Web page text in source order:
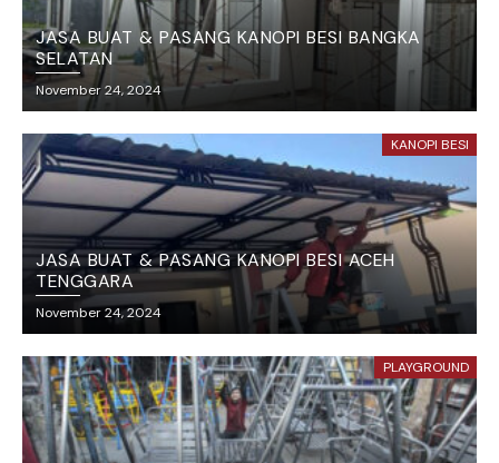
JASA BUAT & PASANG KANOPI BESI BANGKA
SELATAN
November 24, 2024
KANOPI BESI
JASA BUAT & PASANG KANOPI BESI ACEH
TENGGARA
November 24, 2024
PLAYGROUND